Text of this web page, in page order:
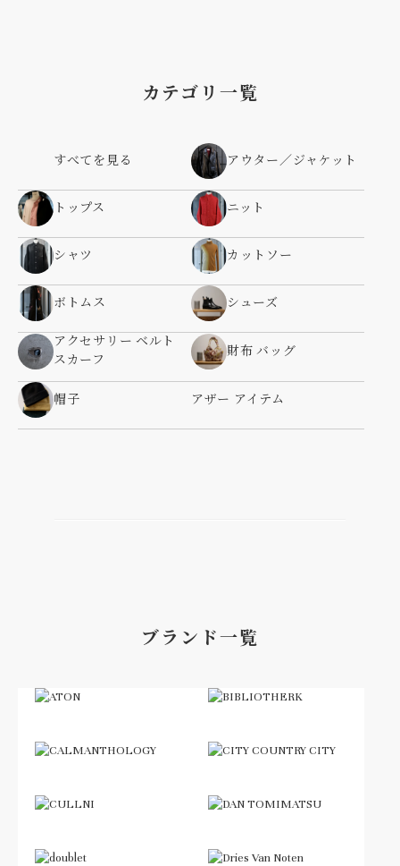
カテゴリ一覧
すべてを見る アウター／ジャケット
トップス ニット
シャツ カットソー
ボトムス シューズ
アクセサリー ベルト
スカーフ
財布 バッグ
帽子 アザー アイテム
ブランド一覧